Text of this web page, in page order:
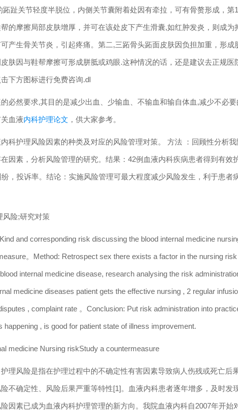
趾关节轻度半脱位，内侧关节囊附着处因有牵拉，可有骨赘形成，第
的摩擦局部皮肤增厚，并可在该处皮下产生滑囊,如红肿发炎，则成为
产生骨关节炎，引起疼痛。第二,三跖骨头跖面皮肤因负担加重，形成
肤因与鞋帮摩擦可形成胼胝或鸡眼.这种情况的话，还是建议去正规医
下方图标进行免费咨询.dl
必然要求,其目的是减少出血、少输血、不输血和输自体血,减少不必要
血液内科护理论文 ，供大家参考。
内科护理风险因素的种类及对应的风险管理对策。 方法 ：回顾性分析我
因素，分析风险管理的研究。结果：42例血液内科疾病患者得到有效
，投诉率。结论：实施风险管理可最大程度减少风险发生，利于患者
风险;研究对策
and corresponding risk discussing the blood internal medicine
。Method: Retrospect sex there exists a factor in the nursing risk
internal medicine disease, research analysing the risk administration
medicine diseases patient gets the effective nursing , 2 regular
, complaint rate 。Conclusion: Put risk administration into
, is good for patient state of illness improvement.
medicine Nursing riskStudy a countermeasure
理风险是指在护理过程中的不确定性有害因素导致病人伤残或死亡后
不确定性、风险后果严重等特性[1]。血液内科患者逐年增多，及时发
因素已成为血液内科护理管理的新方向。我院血液内科自2007年开始